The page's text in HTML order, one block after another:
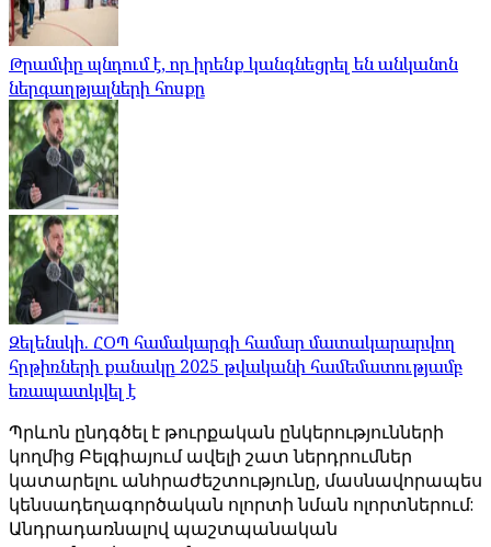
Թրամփը պնդում է, որ իրենք կանգնեցրել են անկանոն
ներգաղթյալների հոսքը
Զելենսկի. ՀՕՊ համակարգի համար մատակարարվող
հրթիռների քանակը 2025 թվականի համեմատությամբ
եռապատկվել է
Պրևոն ընդգծել է թուրքական ընկերությունների
կողմից Բելգիայում ավելի շատ ներդրումներ
կատարելու անհրաժեշտությունը, մասնավորապես
կենսադեղագործական ոլորտի նման ոլորտներում:
Անդրադառնալով պաշտպանական